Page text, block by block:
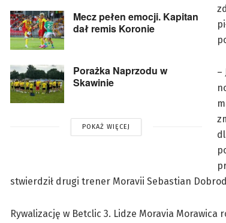
Mecz pełen emocji. Kapitan
dał remis Koronie
Porażka Naprzodu w
Skawinie
POKAŻ WIĘCEJ
–
stwierdził drugi trener Moravii Sebastian
Rywalizację w Betclic 3. Lidze Moravia